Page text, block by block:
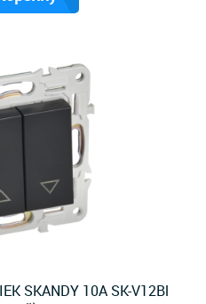
SKANDY 10А SK-V12Bl